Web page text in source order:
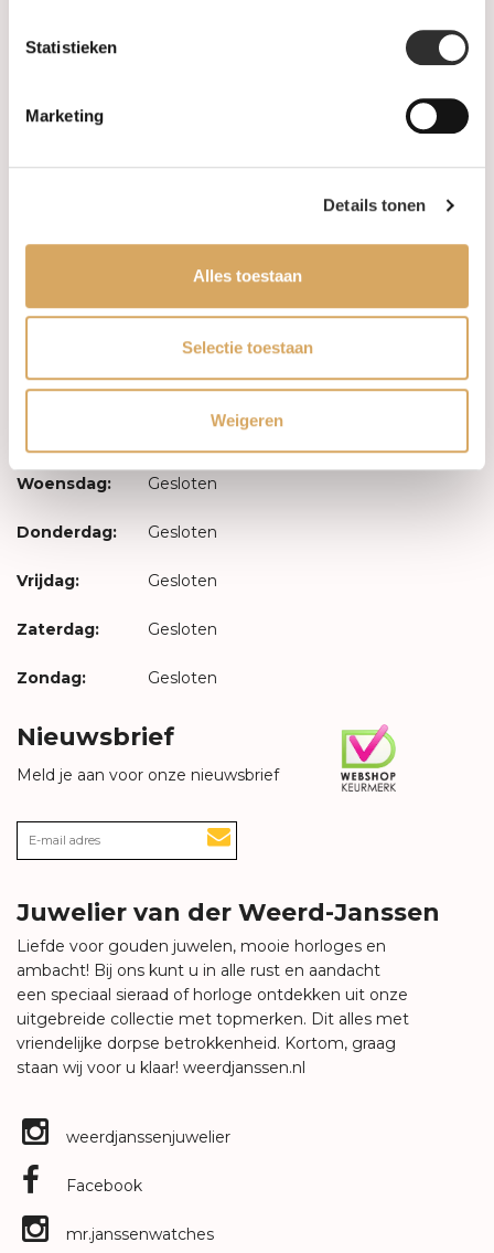
Statistieken
Marketing
Details tonen
Alles toestaan
Selectie toestaan
Weigeren
Levertijd & verzendkosten
Maandag: Gesloten
Woensdag: Gesloten
Donderdag: Gesloten
Vrijdag: Gesloten
Zaterdag: Gesloten
Zondag: Gesloten
Nieuwsbrief
Meld je aan voor onze nieuwsbrief
Juwelier van der Weerd-Janssen
Liefde voor gouden juwelen, mooie horloges en
ambacht! Bij ons kunt u in alle rust en aandacht
een speciaal sieraad of horloge ontdekken uit onze
uitgebreide collectie met topmerken. Dit alles met
vriendelijke dorpse betrokkenheid. Kortom, graag
staan wij voor u klaar! weerdjanssen.nl
weerdjanssenjuwelier
Facebook
mr.janssenwatches